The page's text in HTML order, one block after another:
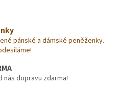
pánské a dámské peněženky.
nás dopravu zdarma!